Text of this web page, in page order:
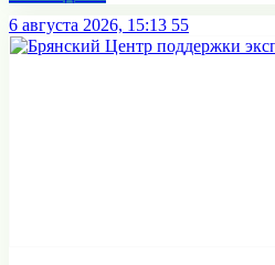
6 августа 2026, 15:13 55